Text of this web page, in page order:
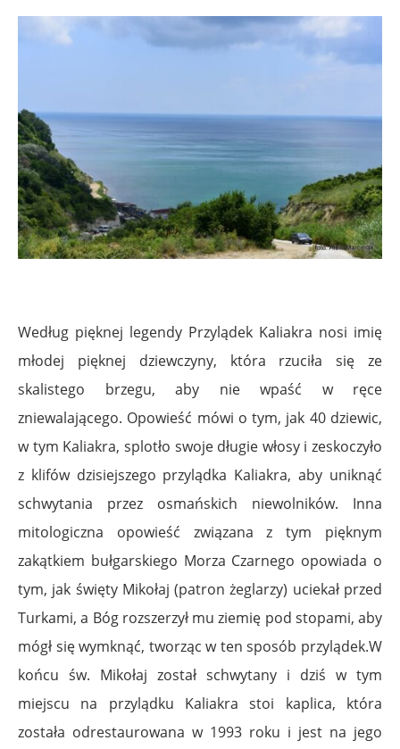
Według pięknej legendy Przylądek Kaliakra nosi imię
młodej pięknej dziewczyny, która rzuciła się ze
skalistego brzegu, aby nie wpaść w ręce
zniewalającego. Opowieść mówi o tym, jak 40 dziewic,
w tym Kaliakra, splotło swoje długie włosy i zeskoczyło
z klifów dzisiejszego przylądka Kaliakra, aby uniknąć
schwytania przez osmańskich niewolników. Inna
mitologiczna opowieść związana z tym pięknym
zakątkiem bułgarskiego Morza Czarnego opowiada o
tym, jak święty Mikołaj (patron żeglarzy) uciekał przed
Turkami, a Bóg rozszerzył mu ziemię pod stopami, aby
mógł się wymknąć, tworząc w ten sposób przylądek.W
końcu św. Mikołaj został schwytany i dziś w tym
miejscu na przylądku Kaliakra stoi kaplica, która
została odrestaurowana w 1993 roku i jest na jego